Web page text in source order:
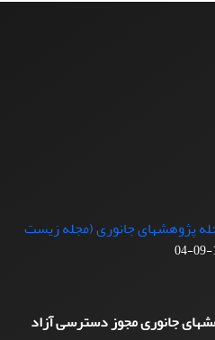
پژوهشهای جانوری (مجله زیست
جانوری مجوز دسترسی آزاد